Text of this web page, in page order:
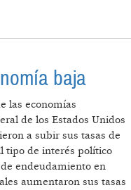
baja
las economías
de los Estados Unidos
a subir sus tasas de
tipo de interés político
endeudamiento en
aumentaron sus tasas